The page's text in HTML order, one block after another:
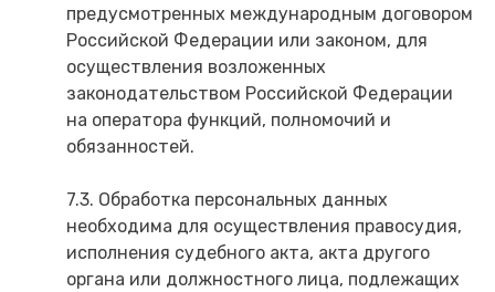
предусмотренных международным договором
Российской Федерации или законом, для
осуществления возложенных
законодательством Российской Федерации
на оператора функций, полномочий и
обязанностей.
7.3. Обработка персональных данных
необходима для осуществления правосудия,
исполнения судебного акта, акта другого
органа или должностного лица, подлежащих